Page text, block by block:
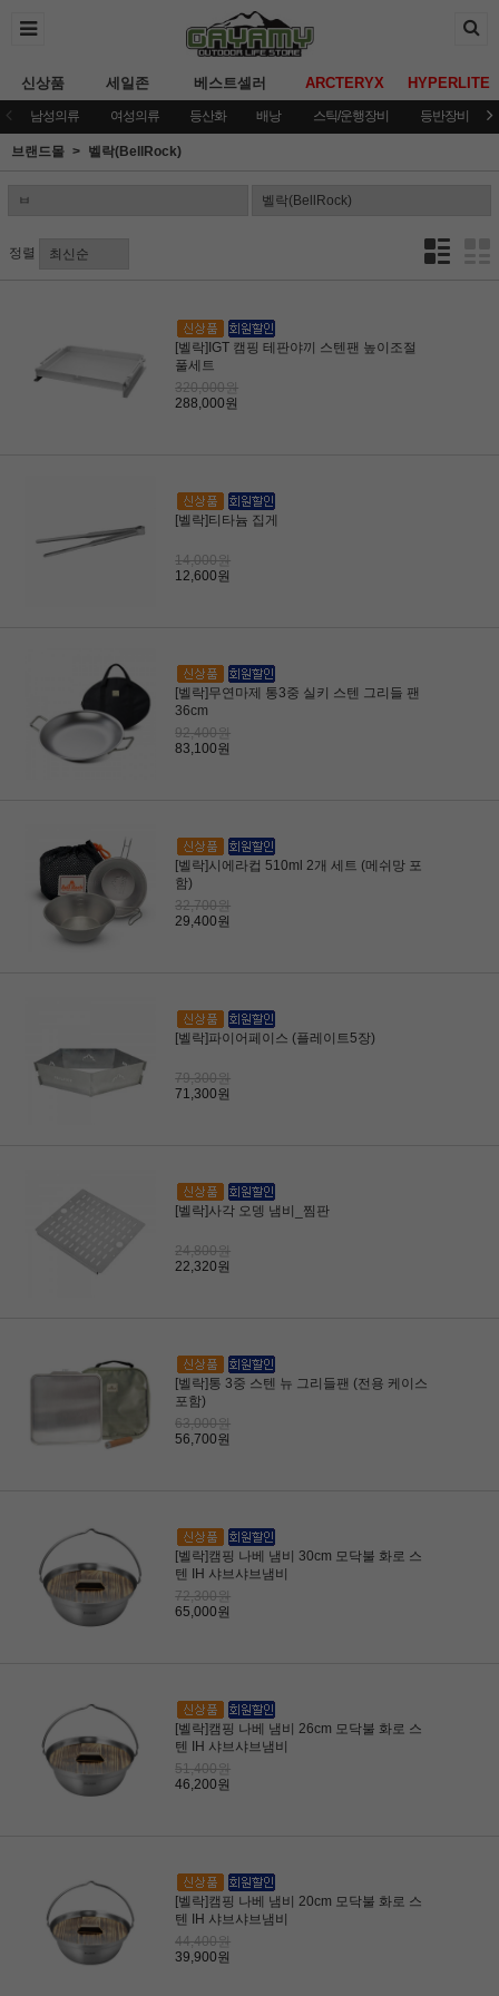
신상품 세일존 베스트셀러 ARCTERYX HYPERLITE
남성의류 여성의류 등산화 배낭 스틱/운행장비 등반장비
브랜드몰 벨락(BellRock)
정렬
[벨락]IGT 캠핑 테판야끼 스텐팬 높이조절
풀세트
320,000원
288,000원
[벨락]티타늄 집게
14,000원
12,600원
[벨락]무연마제 통3중 실키 스텐 그리들 팬
36cm
92,400원
83,100원
[벨락]시에라컵 510ml 2개 세트 (메쉬망 포
함)
32,700원
29,400원
[벨락]파이어페이스 (플레이트5장)
79,300원
71,300원
[벨락]사각 오뎅 냄비_찜판
24,800원
22,320원
[벨락]통 3중 스텐 뉴 그리들팬 (전용 케이스
포함)
63,000원
56,700원
[벨락]캠핑 나베 냄비 30cm 모닥불 화로 스
텐 IH 샤브샤브냄비
72,300원
65,000원
[벨락]캠핑 나베 냄비 26cm 모닥불 화로 스
텐 IH 샤브샤브냄비
51,400원
46,200원
[벨락]캠핑 나베 냄비 20cm 모닥불 화로 스
텐 IH 샤브샤브냄비
44,400원
39,900원